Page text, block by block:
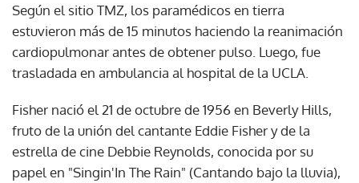
Según el sitio TMZ, los paramédicos en tierra
estuvieron más de 15 minutos haciendo la reanimación
cardiopulmonar antes de obtener pulso. Luego, fue
trasladada en ambulancia al hospital de la UCLA.
Fisher nació el 21 de octubre de 1956 en Beverly Hills,
fruto de la unión del cantante Eddie Fisher y de la
estrella de cine Debbie Reynolds, conocida por su
papel en "Singin'In The Rain" (Cantando bajo la lluvia),